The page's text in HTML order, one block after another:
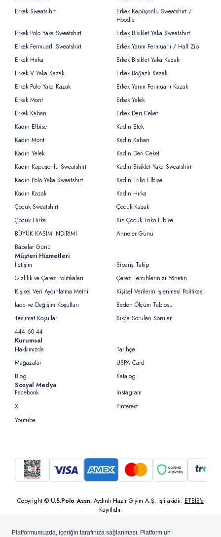
Erkek Sweatsihrt
Erkek Kapüşonlu Sweatshirt /
Hoodie
Erkek Polo Yaka Sweatshirt
Erkek Bisiklet Yaka Sweatshirt
Erkek Fermuarlı Sweatshirt
Erkek Yarım Fermuarlı / Half Zip
Erkek Hırka
Erkek Bisiklet Yaka Kazak
Erkek V Yaka Kazak
Erkek Boğazlı Kazak
Erkek Polo Yaka Kazak
Erkek Yarım Fermuarlı Kazak
Erkek Mont
Erkek Yelek
Erkek Kaban
Erkek Deri Ceket
Kadın Elbise
Kadın Etek
Kadın Mont
Kadın Kaban
Kadın Yelek
Kadın Deri Ceket
Kadın Kapüşonlu Sweatshirt
Kadın Bisiklet Yaka Sweatshirt
Kadın Polo Yaka Sweatshirt
Kadın Triko Elbise
Kadın Kazak
Kadın Hırka
Çocuk Sweatshirt
Çocuk Kazak
Çocuk Hırka
Kız Çocuk Triko Elbise
BÜYÜK KASIM İNDİRİMİ
Anneler Günü
Babalar Günü
Müşteri Hizmetleri
İletişim
Sipariş Takip
Gizlilik ve Çerez Politikaları
Çerez Tercihlerinizi Yönetin
Kişisel Veri Aydınlatma Metni
Kişisel Verilerin İşlenmesi Politikası
İade ve Değişim Koşulları
Beden Ölçüm Tablosu
Teslimat Koşulları
Sıkça Sorulan Sorular
444 60 44
Kurumsal
Hakkımızda
Tarihçe
Mağazalar
USPA Card
Blog
Katalog
Sosyal Medya
Facebook
Instagram
X
Pinterest
Youtube
Copyright © U.S.Polo Assn. Aydınlı Hazır Giyim A.Ş. iştirakidir. ETBİS’e
Kayıtlıdır.